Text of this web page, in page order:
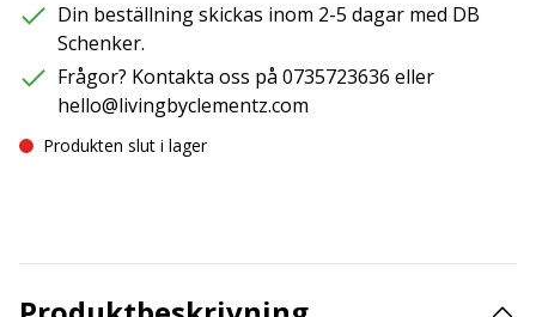
Din beställning skickas inom 2-5 dagar med DB
Schenker.
Frågor? Kontakta oss på 0735723636 eller
hello@livingbyclementz.com
Produkten slut i lager